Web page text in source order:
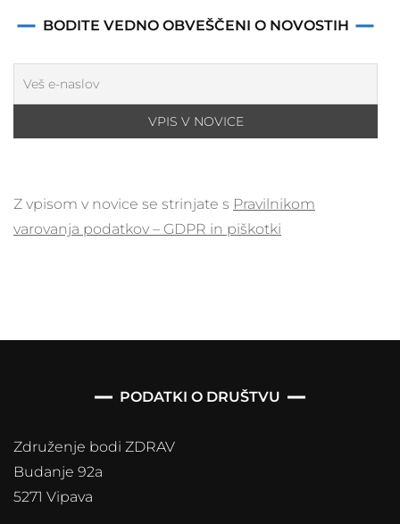
BODITE VEDNO OBVEŠČENI O NOVOSTIH
Z vpisom v novice se strinjate s Pravilnikom
varovanja podatkov – GDPR in piškotki
PODATKI O DRUŠTVU
Združenje bodi ZDRAV
Budanje 92a
5271 Vipava